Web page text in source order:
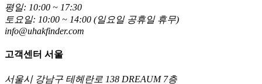
평일: 10:00 ~ 17:30
토요일: 10:00 ~ 14:00 (일요일 공휴일 휴무)
info@uhakfinder.com
고객센터 서울
서울시 강남구 테헤란로 138 DREAUM 7층